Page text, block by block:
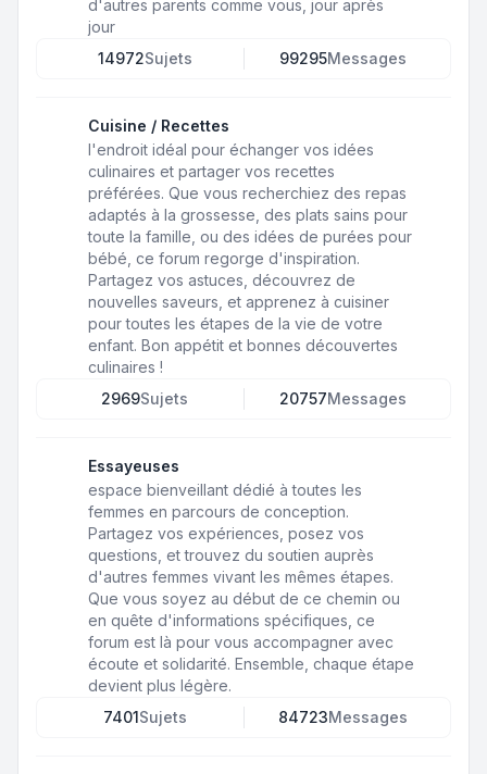
d'autres parents comme vous, jour après
jour
14972Sujets 99295Messages
Cuisine / Recettes
l'endroit idéal pour échanger vos idées
culinaires et partager vos recettes
préférées. Que vous recherchiez des repas
adaptés à la grossesse, des plats sains pour
toute la famille, ou des idées de purées pour
bébé, ce forum regorge d'inspiration.
Partagez vos astuces, découvrez de
nouvelles saveurs, et apprenez à cuisiner
pour toutes les étapes de la vie de votre
enfant. Bon appétit et bonnes découvertes
culinaires !
2969Sujets 20757Messages
Essayeuses
espace bienveillant dédié à toutes les
femmes en parcours de conception.
Partagez vos expériences, posez vos
questions, et trouvez du soutien auprès
d'autres femmes vivant les mêmes étapes.
Que vous soyez au début de ce chemin ou
en quête d'informations spécifiques, ce
forum est là pour vous accompagner avec
écoute et solidarité. Ensemble, chaque étape
devient plus légère.
7401Sujets 84723Messages